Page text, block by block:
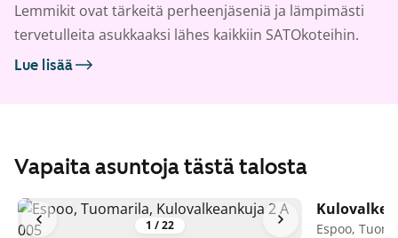
Lemmikit ovat tärkeitä perheenjäseniä ja lämpimästi
tervetulleita asukkaaksi lähes kaikkiin SATOkoteihin.
Lue lisää
Vapaita asuntoja tästä talosta
1 /22
Espoo,